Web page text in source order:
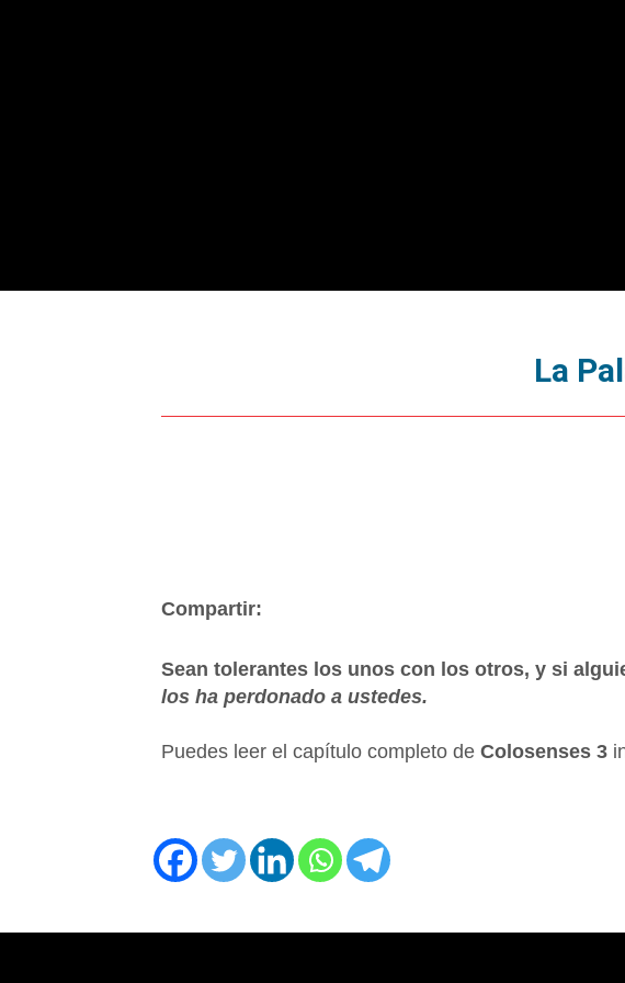
La
Compartir:
Sean tolerantes los unos con los otros, y si
los ha perdonado a ustedes.
Puedes leer el capítulo completo de Colosenses 3